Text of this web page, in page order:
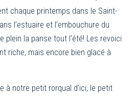
chaque printemps dans le Saint-
l’estuaire et l’embouchure du
plein la panse tout l’été! Les revoici
riche, mais encore bien glacé à
à notre petit rorqual d’ici, le petit